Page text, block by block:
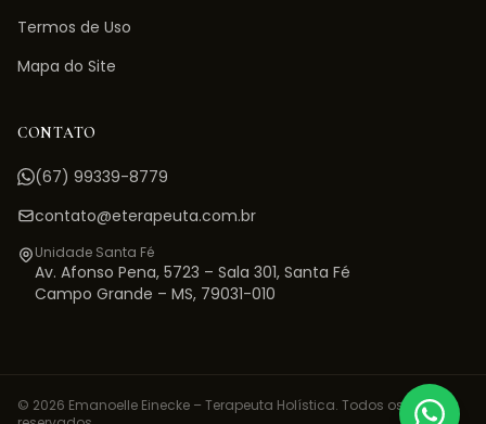
Termos de Uso
Mapa do Site
CONTATO
(67) 99339-8779
contato@eterapeuta.com.br
Unidade Santa Fé
Av. Afonso Pena, 5723 – Sala 301, Santa Fé
Campo Grande – MS, 79031-010
© 2026 Emanoelle Einecke – Terapeuta Holística. Todos os direitos